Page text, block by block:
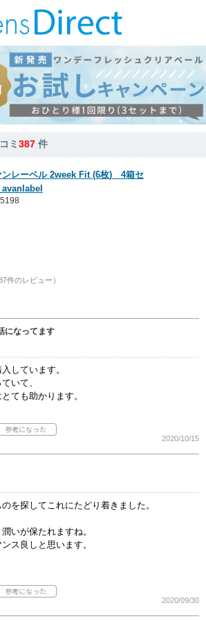
ミ387 件
ンレーベル 2week Fit (6枚) 4箱セ
件のレビュー）
になってます
しています。
いて、
ても助かります。
2020/10/15
を探してこれにたどり着きました。
いが保たれますね。
ス良しと思います。
2020/09/30